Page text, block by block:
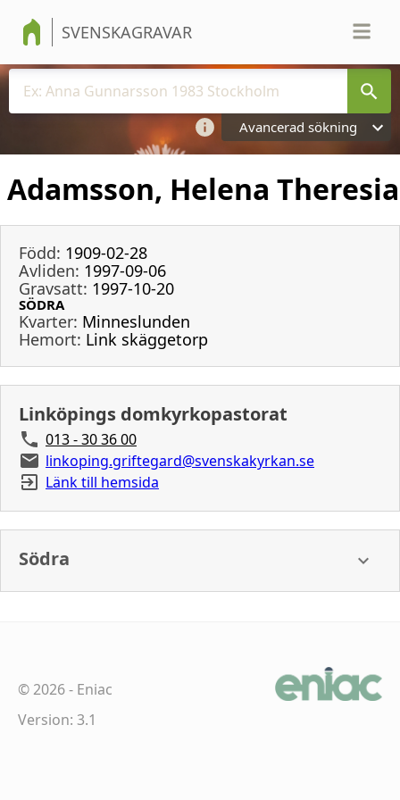
SVENSKAGRAVAR
Avancerad sökning
Adamsson, Helena Theresia
Född: 1909-02-28
Avliden: 1997-09-06
Gravsatt: 1997-10-20
SÖDRA
Kvarter: Minneslunden
Hemort: Link skäggetorp
Linköpings domkyrkopastorat
013 - 30 36 00
linkoping.griftegard@svenskakyrkan.se
Länk till hemsida
Södra
©2026- Eniac
Version: 3.1